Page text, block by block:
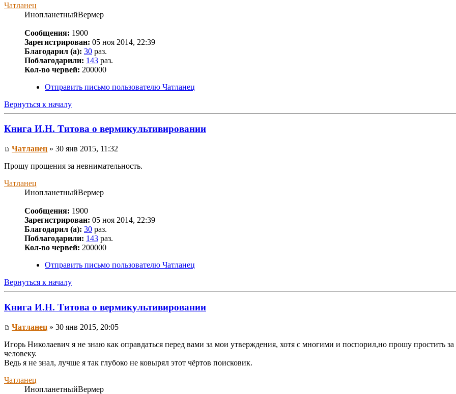
Чатланец
ИнопланетныйВермер
Сообщения: 1900
Зарегистрирован: 05 ноя 2014, 22:39
Благодарил (а): 30 раз.
Поблагодарили: 143 раз.
Кол-во червей: 200000
Отправить письмо пользователю Чатланец
Вернуться к началу
Книга И.Н. Титова о вермикультивировании
Чатланец » 30 янв 2015, 11:32
Прошу прощения за невнимательность.
Чатланец
ИнопланетныйВермер
Сообщения: 1900
Зарегистрирован: 05 ноя 2014, 22:39
Благодарил (а): 30 раз.
Поблагодарили: 143 раз.
Кол-во червей: 200000
Отправить письмо пользователю Чатланец
Вернуться к началу
Книга И.Н. Титова о вермикультивировании
Чатланец » 30 янв 2015, 20:05
Игорь Николаевич я не знаю как оправдаться перед вами за мои утверждения, хотя с многими и поспорил,но прошу простить
человеку.
Ведь я не знал, лучше я так глубоко не ковырял этот чёртов поисковик.
Чатланец
ИнопланетныйВермер